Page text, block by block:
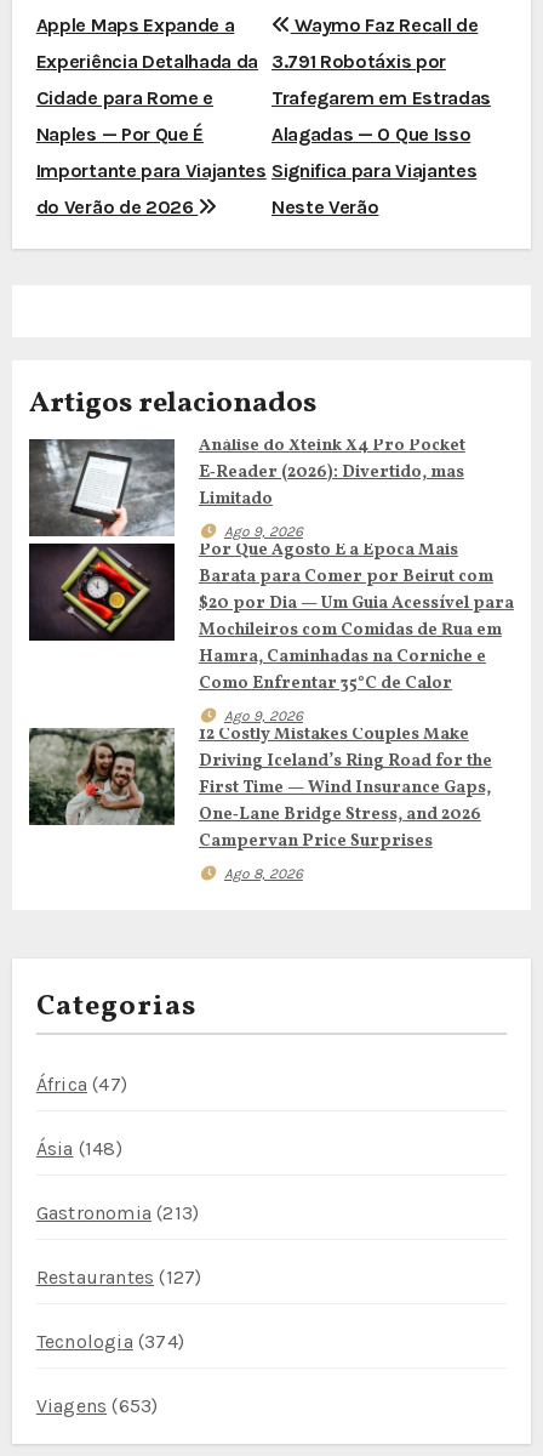
N
a
v
e
g
o
d
e
a
r
i
g
o
Apple Maps Expande a
Experiência Detalhada da
Cidade para Rome e
Naples — Por Que É
Importante para Viajantes
do Verão de 2026
Waymo Faz Recall de
3.791 Robotáxis por
Trafegarem em Estradas
Alagadas — O Que Isso
Significa para Viajantes
Neste Verão
Artigos relacionados
Análise do Xteink X4 Pro Pocket
E‑Reader (2026): Divertido, mas
Limitado
Ago 9, 2026
Por Que Agosto É a Época Mais
Barata para Comer por Beirut com
$20 por Dia — Um Guia Acessível para
Mochileiros com Comidas de Rua em
Hamra, Caminhadas na Corniche e
Como Enfrentar 35°C de Calor
Ago 9, 2026
12 Costly Mistakes Couples Make
Driving Iceland’s Ring Road for the
First Time — Wind Insurance Gaps,
One‑Lane Bridge Stress, and 2026
Campervan Price Surprises
Ago 8, 2026
Categorias
África (47)
Ásia (148)
Gastronomia (213)
Restaurantes (127)
Tecnologia (374)
Viagens (653)